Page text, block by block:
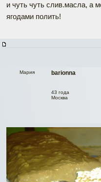
и чуть чуть слив.масла, а
ягодами полить!
barionna
Мария
43 года
Москва